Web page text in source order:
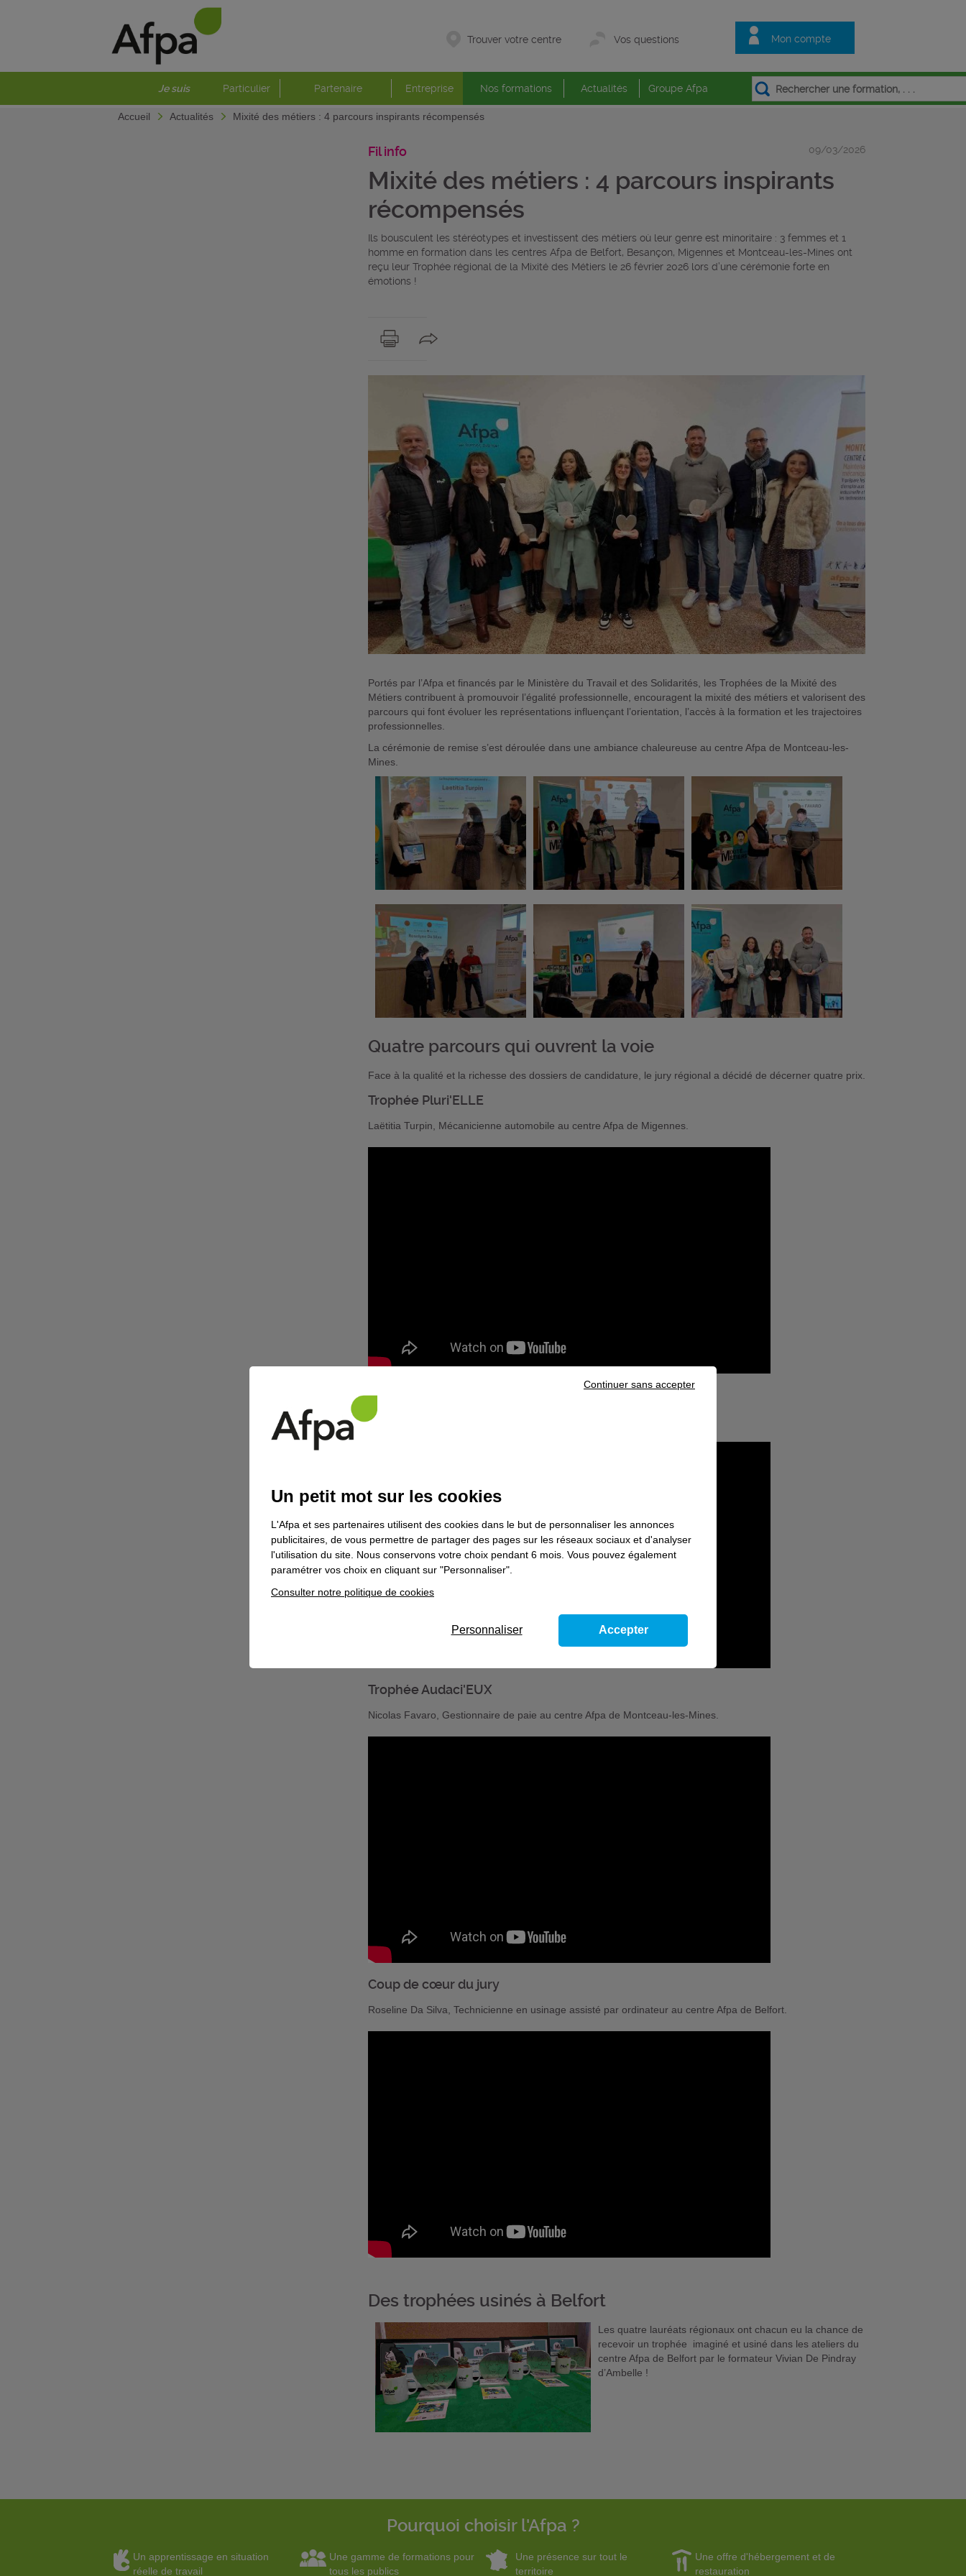
Mon compte
Trouver votre centre Vos questions
Je suis Particulier Partenaire Entreprise Nos formations Actualités Groupe Afpa
Accueil Actualités Mixité des métiers : 4 parcours inspirants récompensés
Fil info 09/03/2026
Mixité des métiers : 4 parcours inspirants
récompensés
Ils bousculent les stéréotypes et investissent des métiers où leur genre est minoritaire : 3 femmes et 1
homme en formation dans les centres Afpa de Belfort, Besançon, Migennes et Montceau-les-Mines ont
reçu leur Trophée régional de la Mixité des Métiers le 26 février 2026 lors d’une cérémonie forte en
émotions !
Portés par l’Afpa et financés par le Ministère du Travail et des Solidarités, les Trophées de la Mixité des
Métiers contribuent à promouvoir l’égalité professionnelle, encouragent la mixité des métiers et valorisent des
parcours qui font évoluer les représentations influençant l’orientation, l’accès à la formation et les trajectoires
professionnelles.
La cérémonie de remise s’est déroulée dans une ambiance chaleureuse au centre Afpa de Montceau-les-
Mines.
Quatre parcours qui ouvrent la voie
Face à la qualité et la richesse des dossiers de candidature, le jury régional a décidé de décerner quatre prix.
Trophée Pluri'ELLE
Laëtitia Turpin, Mécanicienne automobile au centre Afpa de Migennes.
Trophée Passionn'ELLE
Maéva Daubin, Horlogère au centre Afpa de Besançon.
Trophée Audaci'EUX
Nicolas Favaro, Gestionnaire de paie au centre Afpa de Montceau-les-Mines.
Coup de cœur du jury
Roseline Da Silva, Technicienne en usinage assisté par ordinateur au centre Afpa de Belfort.
Des trophées usinés à Belfort
Les quatre lauréats régionaux ont chacun eu la chance de
recevoir un trophée imaginé et usiné dans les ateliers du
centre Afpa de Belfort par le formateur Vivian De Pindray
d’Ambelle !
Pourquoi choisir l'Afpa ?
Un apprentissage en situation
réelle de travail
Une gamme de formations pour
tous les publics
Une présence sur tout le
territoire
Une offre d'hébergement et de
restauration
Un petit mot sur les cookies
L'Afpa et ses partenaires utilisent des cookies dans le but de personnaliser les annonces
publicitaires, de vous permettre de partager des pages sur les réseaux sociaux et d'analyser
l'utilisation du site. Nous conservons votre choix pendant 6 mois. Vous pouvez également
paramétrer vos choix en cliquant sur "Personnaliser".
Consulter notre politique de cookies
Continuer sans accepter
Personnaliser Accepter